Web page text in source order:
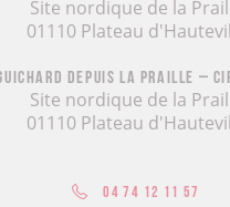
Site nordique de la
01110 Plateau
depuis la Praille –
Site nordique de la
01110 Plateau
04 74 12 11 57